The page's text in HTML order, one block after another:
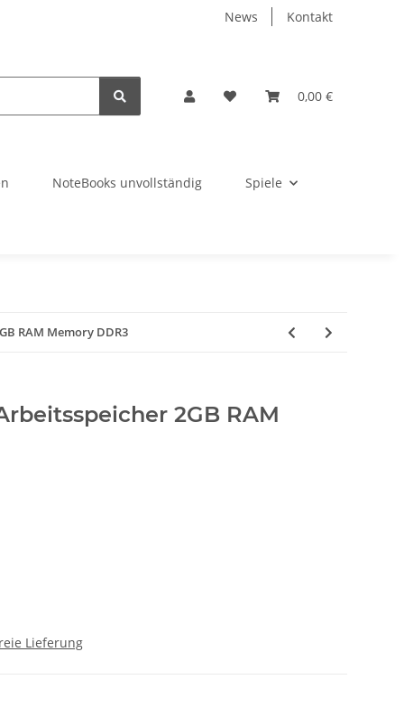
News Kontakt
0,00 €
NoteBooks unvollständig Spiele
RAM Memory DDR3
2GB RAM
Lieferung